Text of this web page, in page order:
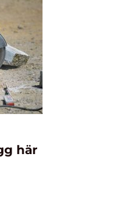
här